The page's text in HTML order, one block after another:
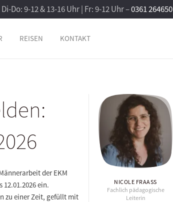
Di-Do: 9-12 & 13-16 Uhr | Fr: 9-12 Uhr –0361 264650
REISEN KONTAKT
der EKM
ein.
zu einer Zeit, gefüllt mit
NICOLE FRAASS
Fachlich pädagogische
Leiterin